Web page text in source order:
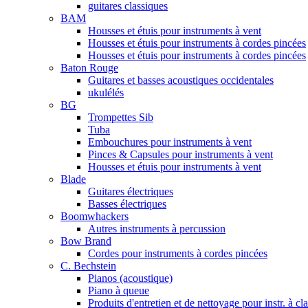
guitares classiques
BAM
Housses et étuis pour instruments à vent
Housses et étuis pour instruments à cordes pincées
Housses et étuis pour instruments à cordes pincées
Baton Rouge
Guitares et basses acoustiques occidentales
ukulélés
BG
Trompettes Sib
Tuba
Embouchures pour instruments à vent
Pinces & Capsules pour instruments à vent
Housses et étuis pour instruments à vent
Blade
Guitares électriques
Basses électriques
Boomwhackers
Autres instruments à percussion
Bow Brand
Cordes pour instruments à cordes pincées
C. Bechstein
Pianos (acoustique)
Piano à queue
Produits d'entretien et de nettoyage pour instr. à